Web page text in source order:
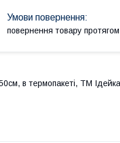
повернення товару
в термопакеті, ТМ